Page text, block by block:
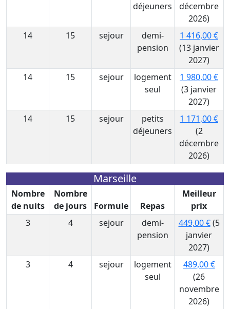
déjeuners
décembre
2026)
14
15 sejour
demi-
pension
1 416,00 €
(13 janvier
2027)
14
15 sejour
logement
seul
1 980,00 €
(3 janvier
2027)
14
15 sejour
petits
déjeuners
1 171,00 €
(2
décembre
2026)
Marseille
Nombre
de nuits
Nombre
de jours
Formule Repas
Meilleur
prix
3
4 sejour
demi-
pension
449,00 €(5
janvier
2027)
3
4 sejour
logement
seul
489,00 €
(26
novembre
2026)